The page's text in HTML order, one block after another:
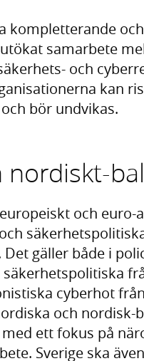
kompletterande
samarbete
och
kan
bör undvikas.
nordiskt-
och euro-
gäller både i
cyberhot
och
ett fokus på
Sverige ska